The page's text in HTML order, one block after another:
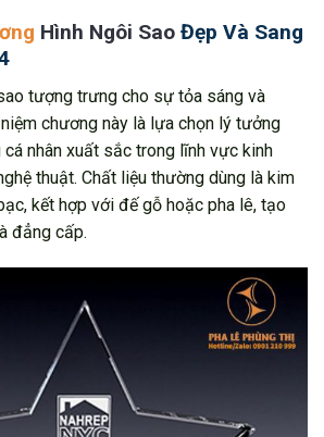
Hình Ngôi Sao Đẹp Và Sang
tượng trưng cho sự tỏa sáng và
chương này là lựa chọn lý tưởng
nhân xuất sắc trong lĩnh vực kinh
thuật. Chất liệu thường dùng là kim
kết hợp với đế gỗ hoặc pha lê, tạo
đẳng cấp.